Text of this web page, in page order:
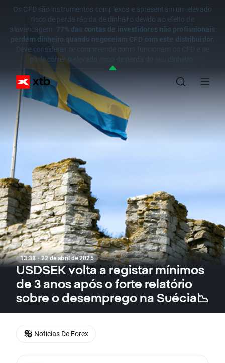
Os CFD são instrumentos complexos e apresentam um elevado
risco de perda rápida de dinheiro devido ao efeito de
alavancagem. 77% das contas de investidores não profissionais
perdem dinheiro quando negoceiam CFD com este distribuidor.
Deve considerar se compreende como funcionam os CFD e se
pode correr o elevado risco de perda do seu dinheiro.
13:38 · 22 de abril de 2025
USDSEK volta a registar mínimos
de 3 anos após o forte relatório
sobre o desemprego na Suécia📉
Notícias De Forex